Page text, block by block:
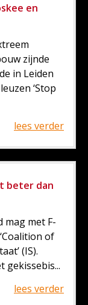
en
zijnde
in Leiden
‘Stop
lees verder
beter dan
mag met F-
of
(IS).
gekissebis...
lees verder